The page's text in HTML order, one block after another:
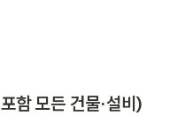
함 모든 건물·설비)